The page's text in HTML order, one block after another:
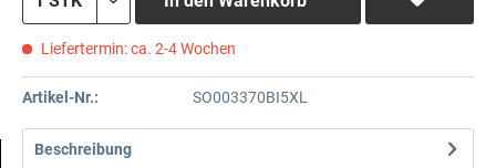
Liefertermin: ca. 2-4 Wochen
Artikel-Nr.: SO003370BI5XL
Beschreibung